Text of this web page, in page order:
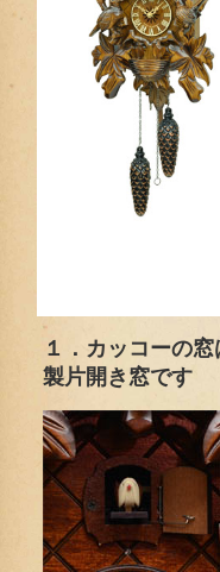
１．カッコーの窓
製片開き窓です